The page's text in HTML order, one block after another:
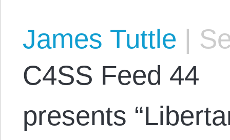
James Tuttle |
C4SS Feed 44
presents